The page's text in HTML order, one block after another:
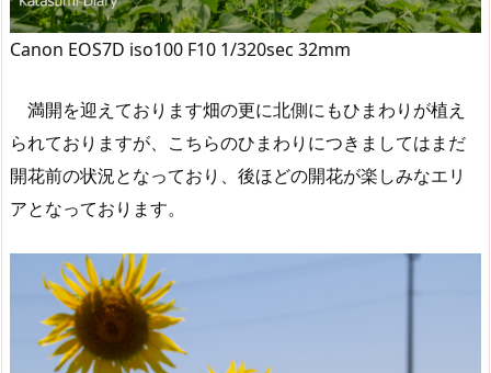
Canon EOS7D iso100 F10 1/320sec 32mm
満開を迎えております畑の更に北側にもひまわりが植え
られておりますが、こちらのひまわりにつきましてはまだ
開花前の状況となっており、後ほどの開花が楽しみなエリ
アとなっております。